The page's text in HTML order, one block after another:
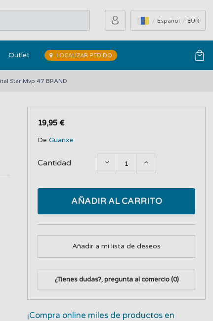
Español EUR
Outlet LOCALIZAR PEDIDO
Star Mvp 47 BRAND
19,95 €
DeGuanxe
Cantidad
AÑADIR AL CARRITO
Añadir a mi lista de deseos
¿Tienes dudas?, pregunta al comercio(0)
¡Compra online miles de productos en